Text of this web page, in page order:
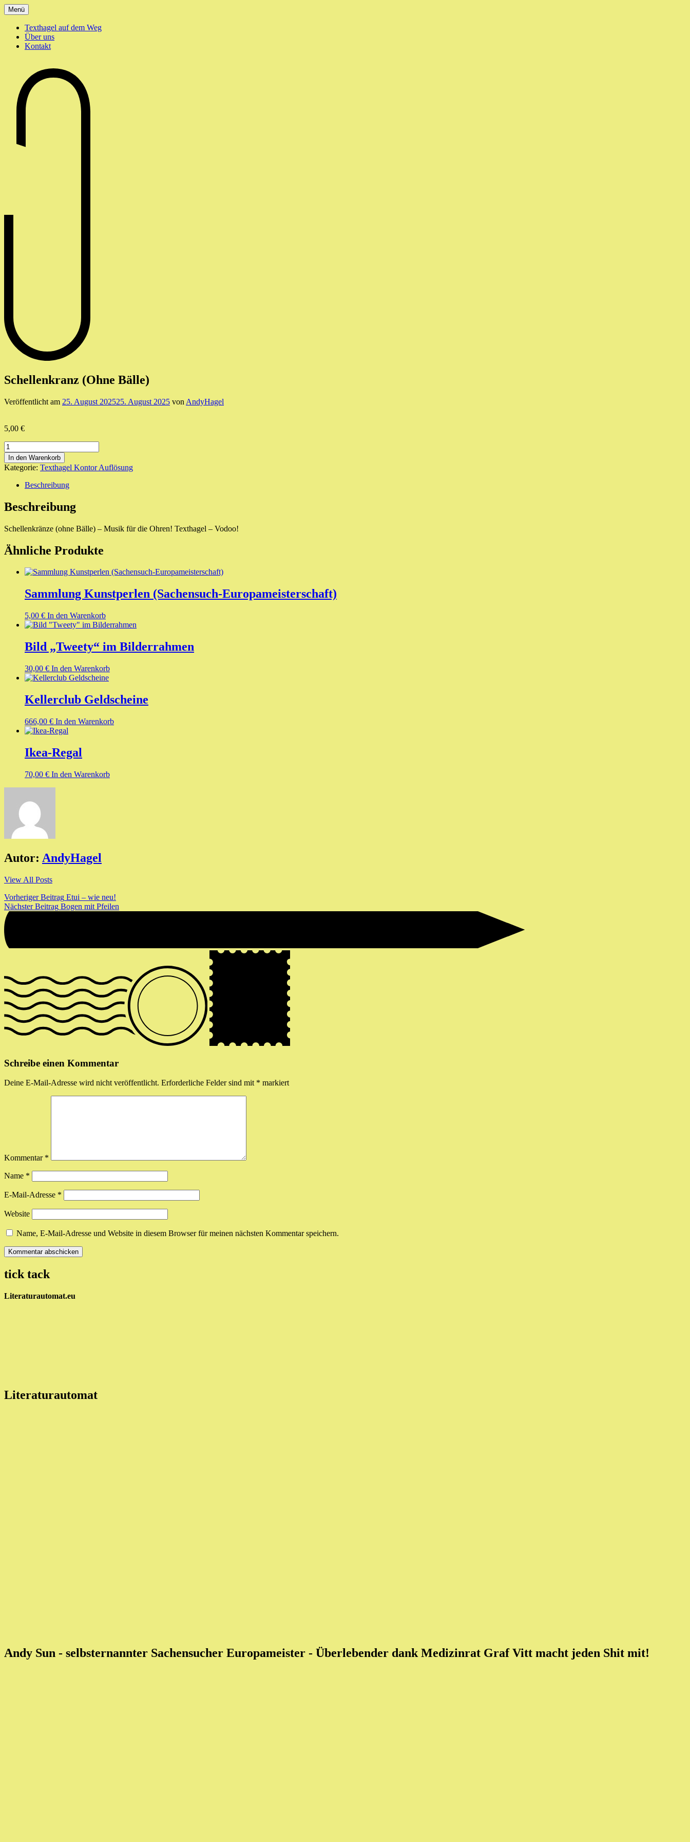
Zum
Inhalt
springen
Menü
Texthagel auf dem Weg
Über uns
Kontakt
texthagel.de
Schellenkranz (Ohne Bälle)
Veröffentlicht am 25. August 202525. August 2025 von AndyHagel
5,00 €
Schellenkranz
(Ohne
Bälle)
Menge
In den Warenkorb
Kategorie: Texthagel Kontor Auflösung
Beschreibung
Beschreibung
Schellenkränze (ohne Bälle) – Musik für die Ohren! Texthagel – Vodoo!
Ähnliche Produkte
Sammlung Kunstperlen (Sachensuch-Europameisterschaft)
5,00 € In den Warenkorb
Bild „Tweety“ im Bilderrahmen
30,00 € In den Warenkorb
Kellerclub Geldscheine
666,00 € In den Warenkorb
Ikea-Regal
70,00 € In den Warenkorb
Autor: AndyHagel
View All Posts
Beitragsnavigation
Vorheriger Beitrag Etui – wie neu!
Nächster Beitrag Bogen mit Pfeilen
Schreibe einen Kommentar
Deine E-Mail-Adresse wird nicht veröffentlicht. Erforderliche Felder sind mit * markiert
Kommentar *
Name *
E-Mail-Adresse *
Website
Name, E-Mail-Adresse und Website in diesem Browser für meinen nächsten Kommentar speichern.
tick tack
Literaturautomat.eu
Literaturautomat
Andy Sun - selbsternannter Sachensucher Europameister - Überlebender dank Medizinrat Graf Vitt macht jeden Shit mit!